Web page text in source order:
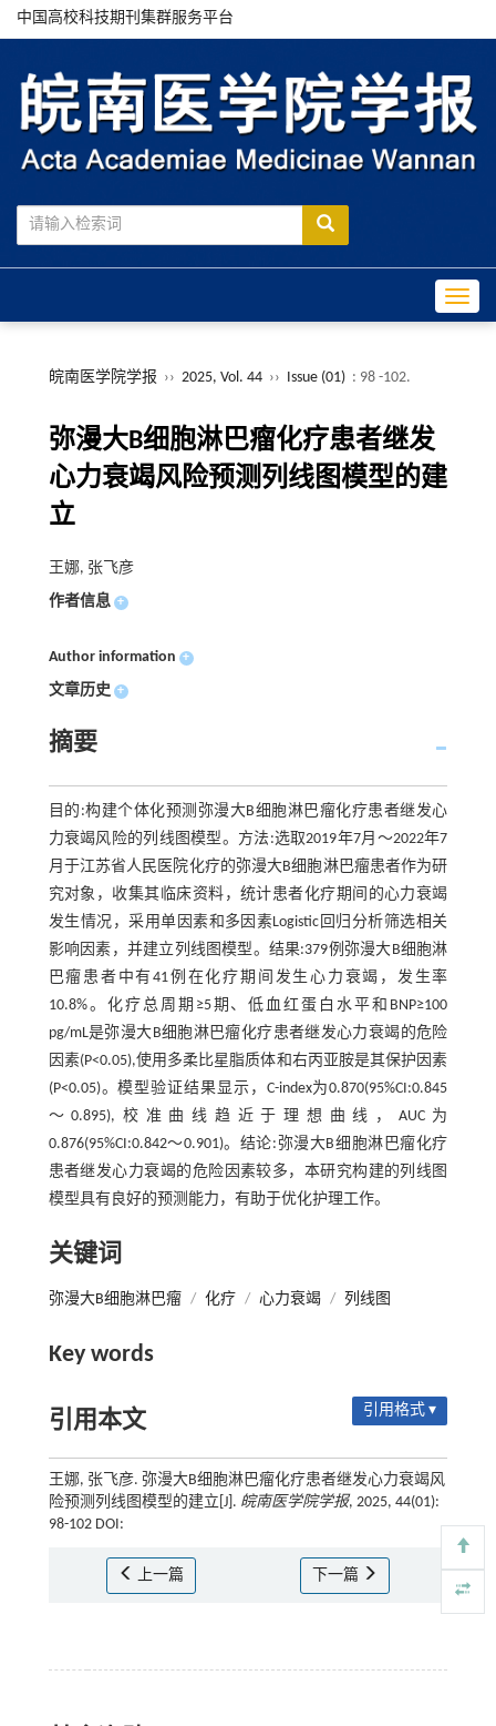
中国高校科技期刊集群服务平台
皖南医学院学报 ›› 2025, Vol. 44 ›› Issue (01) : 98 -102.
弥漫大B细胞淋巴瘤化疗患者继发
心力衰竭风险预测列线图模型的建
立
王娜, 张飞彦
作者信息 +
Author information +
文章历史 +
摘要
目的:构建个体化预测弥漫大B细胞淋巴瘤化疗患者继发心
力衰竭风险的列线图模型。方法:选取2019年7月～2022年7
月于江苏省人民医院化疗的弥漫大B细胞淋巴瘤患者作为研
究对象，收集其临床资料，统计患者化疗期间的心力衰竭
发生情况，采用单因素和多因素Logistic回归分析筛选相关
影响因素，并建立列线图模型。结果:379例弥漫大B细胞淋
巴瘤患者中有41例在化疗期间发生心力衰竭，发生率
10.8%。化疗总周期≥5期、低血红蛋白水平和BNP≥100
pg/mL是弥漫大B细胞淋巴瘤化疗患者继发心力衰竭的危险
因素(P<0.05),使用多柔比星脂质体和右丙亚胺是其保护因素
(P<0.05)。模型验证结果显示，C-index为0.870(95%CI:0.845
～0.895),校准曲线趋近于理想曲线，AUC为
0.876(95%CI:0.842～0.901)。结论:弥漫大B细胞淋巴瘤化疗
患者继发心力衰竭的危险因素较多，本研究构建的列线图
模型具有良好的预测能力，有助于优化护理工作。
关键词
弥漫大B细胞淋巴瘤 / 化疗 / 心力衰竭 / 列线图
Key words
引用本文 引用格式 ▾
王娜, 张飞彦. 弥漫大B细胞淋巴瘤化疗患者继发心力衰竭风
险预测列线图模型的建立[J]. 皖南医学院学报, 2025, 44(01):
98-102 DOI:
上一篇 下一篇